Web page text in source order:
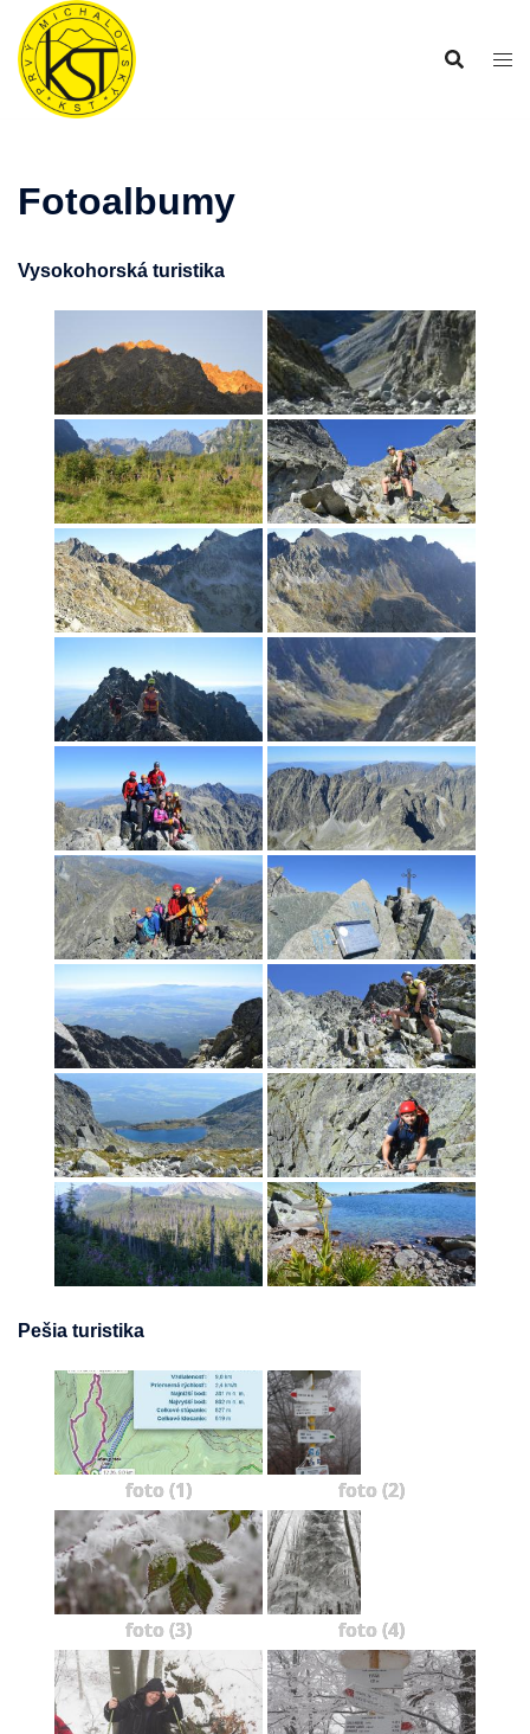
Preskočiť
obsah
Fotoalbumy
Vysokohorská turistika
Pešia turistika
foto (1) foto (2)
foto (3) foto (4)